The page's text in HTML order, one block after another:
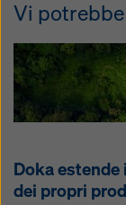
Vi
Doka
dei propri